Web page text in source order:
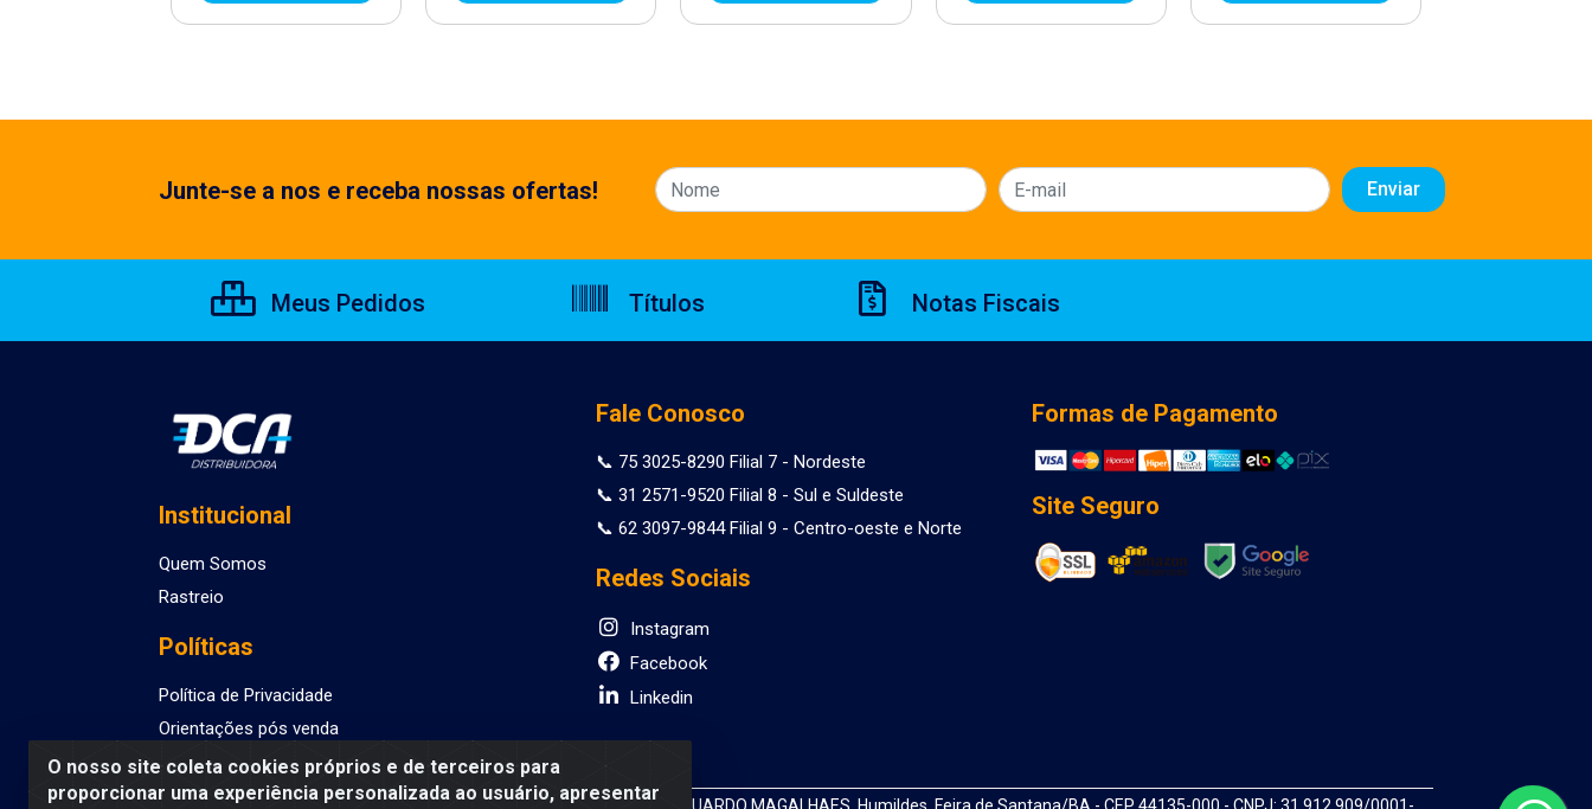
O nosso site coleta cookies próprios e de terceiros para
proporcionar uma experiência personalizada ao usuário, apresentar
Junte-se a nos e receba nossas ofertas!
Meus Pedidos Títulos Notas Fiscais
Institucional
Quem Somos
Rastreio
Políticas
Política de Privacidade
Orientações pós venda
Fale Conosco
📞 75 3025-8290 Filial 7 - Nordeste
📞 31 2571-9520 Filial 8 - Sul e Suldeste
📞 62 3097-9844 Filial 9 - Centro-oeste e Norte
Redes Sociais
Instagram
Facebook
Linkedin
Formas de Pagamento
Site Seguro